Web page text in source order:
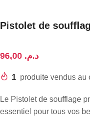
Pistolet de
د.م.
1 produite vendus au
Le Pistolet de soufflage
essentiel pour tous vos